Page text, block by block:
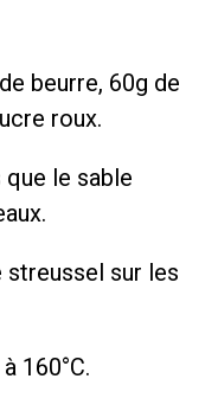
beurre, 60g de
roux.
le sable
sur les
160°C.